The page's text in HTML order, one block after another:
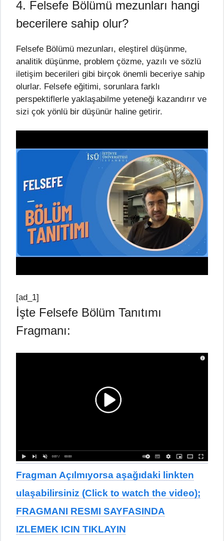
4. Felsefe Bölümü mezunları hangi
becerilere sahip olur?
Felsefe Bölümü mezunları, eleştirel düşünme,
analitik düşünme, problem çözme, yazılı ve sözlü
iletişim becerileri gibi birçok önemli beceriye sahip
olurlar. Felsefe eğitimi, sorunlara farklı
perspektiflerle yaklaşabilme yeteneği kazandırır ve
sizi çok yönlü bir düşünür haline getirir.
[ad_1]
İşte Felsefe Bölüm Tanıtımı
Fragmanı:
Fragman Açılmıyorsa aşağıdaki linkten
ulaşabilirsiniz (Click to watch the video);
FRAGMANI RESMI SAYFASINDA
IZLEMEK ICIN TIKLAYIN